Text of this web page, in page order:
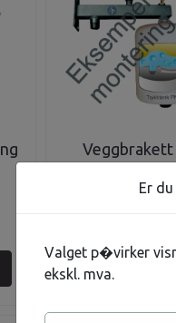
/
Er
Valget p�virker
ekskl. mva.